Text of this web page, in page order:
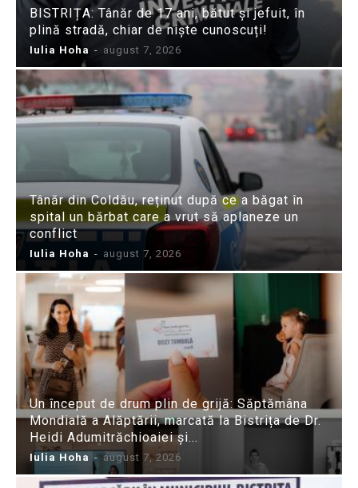
BISTRIȚA: Tânăr de 17 ani, bătut și jefuit, în
plină stradă, chiar de niște cunoscuți!
Iulia Hoha - august 7, 2026
Tânăr din Coldău, reținut după ce a băgat în
spital un bărbat care a vrut să aplaneze un
conflict
Iulia Hoha - august 7, 2026
Un început de drum plin de grijă: Săptămâna
Mondială a Alăptării, marcată la Bistrița de Dr.
Heidi Adumitrăchioaiei și...
Iulia Hoha - august 7, 2026